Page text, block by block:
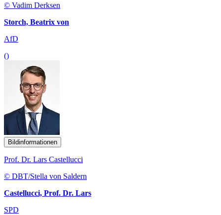
© Vadim Derksen
Storch, Beatrix von
AfD
()
Bildinformationen
Prof. Dr. Lars Castellucci
© DBT/Stella von Saldern
Castellucci, Prof. Dr. Lars
SPD